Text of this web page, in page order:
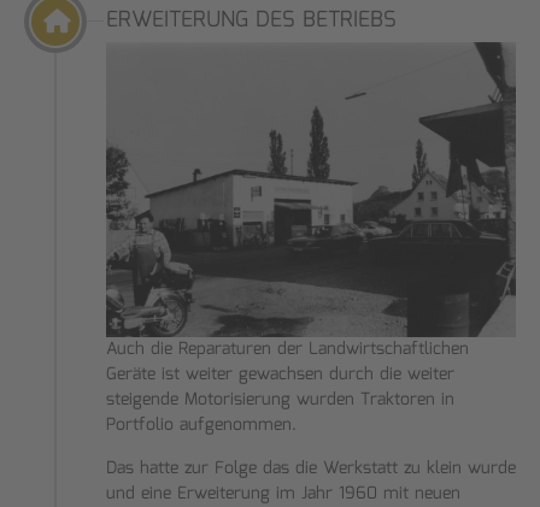
ERWEITERUNG DES BETRIEBS
Auch die Reparaturen der Landwirtschaftlichen
Geräte ist weiter gewachsen durch die weiter
steigende Motorisierung wurden Traktoren in
Portfolio aufgenommen.
Das hatte zur Folge das die Werkstatt zu klein wurde
und eine Erweiterung im Jahr 1960 mit neuen